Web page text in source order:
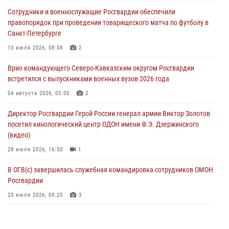
Смольного собора в Санкт-Петербурге (видео)
07 августа 2026, 11:34
В Курске росгвардейцы провели занятие по основам
07 августа 2026, 11:33
Рэпер ST посетил раненых росгвардейцев в Главном военном
07 августа 2026, 11:18
Сотрудники и военнослужащие Росгвардии обеспечили
правопорядок при проведении товарищеского матча по футболу в
Санкт-Петербурге
13 июля 2026, 08:08 2
Врио командующего Северо-Кавказским округом Росгвардии
встретился с выпускниками военных вузов 2026 года
04 августа 2026, 05:00 2
Директор Росгвардии Герой России генерал армии Виктор Золотов
посетил кинологический центр ОДОН имени Ф.Э. Дзержинского
(видео)
28 июля 2026, 16:50 1
В ОГВ(с) завершилась служебная командировка сотрудников ОМОН
Росгвардии
20 июля 2026, 09:25 3